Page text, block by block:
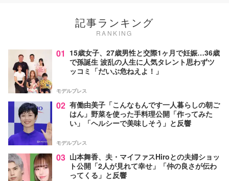
記事ランキング
RANKING
01 15歳女子、27歳男性と交際1ヶ月で妊娠…36歳
で孫誕生 波乱の人生に人気タレント思わずツ
ッコミ「だいぶ危ねえよ！」
モデルプレス
02 有働由美子「こんなもんです一人暮らしの朝ご
はん」野菜を使った手料理公開「作ってみた
い」「ヘルシーで美味しそう」と反響
モデルプレス
03 山本舞香、夫・マイファスHiroとの夫婦ショッ
ト公開「2人が見れて幸せ」「仲の良さが伝わ
ってくる」と反響